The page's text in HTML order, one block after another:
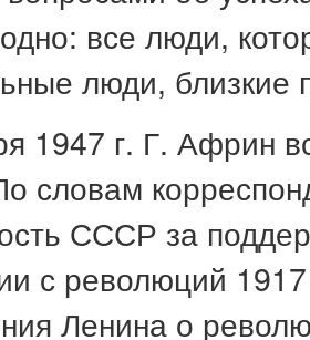
все люди,
люди, близкие
1947 г. Г. Африн
словам
СССР за
с революций
Ленина о